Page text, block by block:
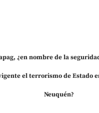
¿en nombre de la
el terrorismo de Estado
Neuquén?